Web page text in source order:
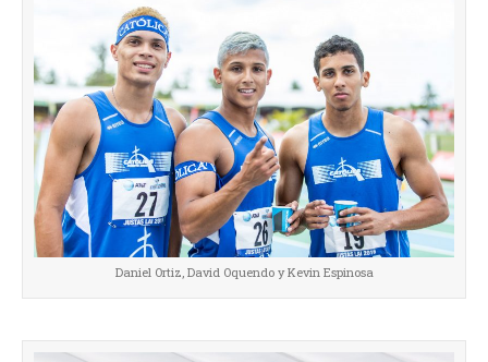
Daniel Ortiz, David Oquendo y Kevin Espinosa